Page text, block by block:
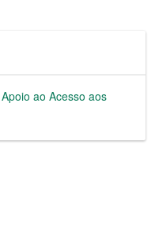
ao Acesso aos